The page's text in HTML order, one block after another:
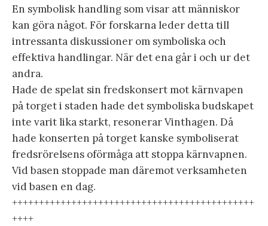
En symbolisk handling som visar att människor
kan göra något. För forskarna leder detta till
intressanta diskussioner om symboliska och
effektiva handlingar. När det ena går i och ur det
andra.
Hade de spelat sin fredskonsert mot kärnvapen
på torget i staden hade det symboliska budskapet
inte varit lika starkt, resonerar Vinthagen. Då
hade konserten på torget kanske symboliserat
fredsrörelsens oförmåga att stoppa kärnvapnen.
Vid basen stoppade man däremot verksamheten
vid basen en dag.
+++++++++++++++++++++++++++++++++++++++++++++
++++